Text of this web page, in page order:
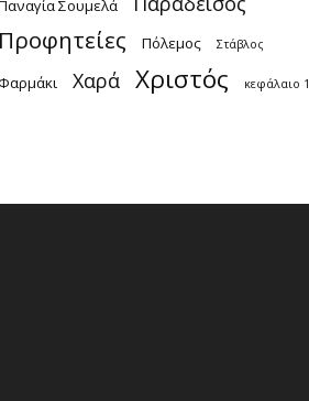
Σουμελά
Πόλεμος Στάβλος
Χαρά Χριστός κεφάλαιο 1